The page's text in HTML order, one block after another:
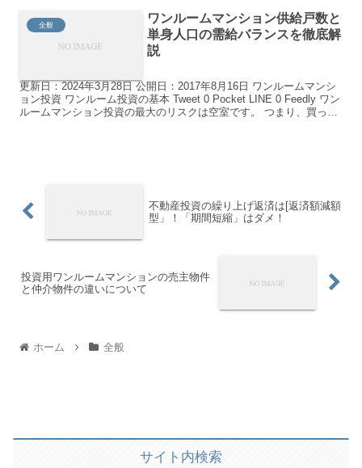
全般
ワンルームマンション供給戸数と
単身人口の需給バランスを徹底解
説
更新日：2024年3月28日 公開日：2017年8月16日 ワンルームマンシ
ョン投資 ワンルーム投資の基本 Tweet 0 Pocket LINE 0 Feedly ワン
ルームマンション投資の最大のリスクは空室です。 つまり、買った
不動産投資の繰り上げ返済は[返済額減額
型」！「期間短縮」はダメ！
投資用ワンルームマンションの売主物件
と仲介物件の違いについて
ホーム 全般
サイト内検索